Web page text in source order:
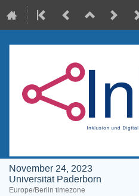
November 24, 2023
Universität Paderborn
Europe/Berlin timezone